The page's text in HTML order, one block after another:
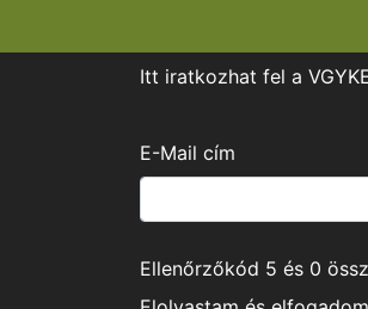
Itt iratkozhat fel a
E-Mail cím
Ellenőrzőkód 5 és 0